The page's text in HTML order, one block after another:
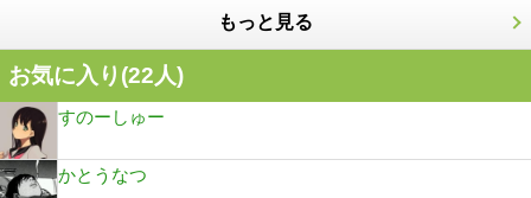
もっと見る
お気に入り(22人)
すのーしゅー
かとうなつ